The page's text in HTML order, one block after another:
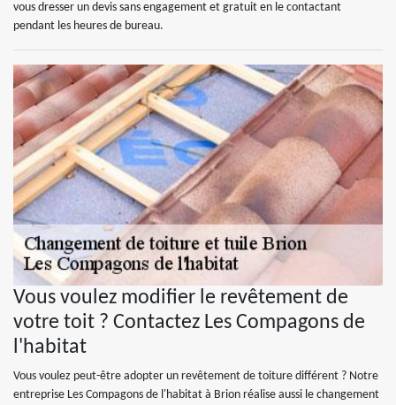
vous dresser un devis sans engagement et gratuit en le contactant
pendant les heures de bureau.
Vous voulez modifier le revêtement de
votre toit ? Contactez Les Compagons de
l'habitat
Vous voulez peut-être adopter un revêtement de toiture différent ? Notre
entreprise Les Compagons de l'habitat à Brion réalise aussi le changement